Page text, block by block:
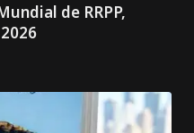
de RRPP,